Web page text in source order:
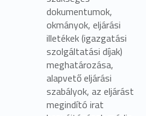
dokumentumok,
okmányok, eljárási
illetékek (igazgatási
szolgáltatási díjak)
meghatározása,
alapvető eljárási
szabályok, az eljárást
megindító irat